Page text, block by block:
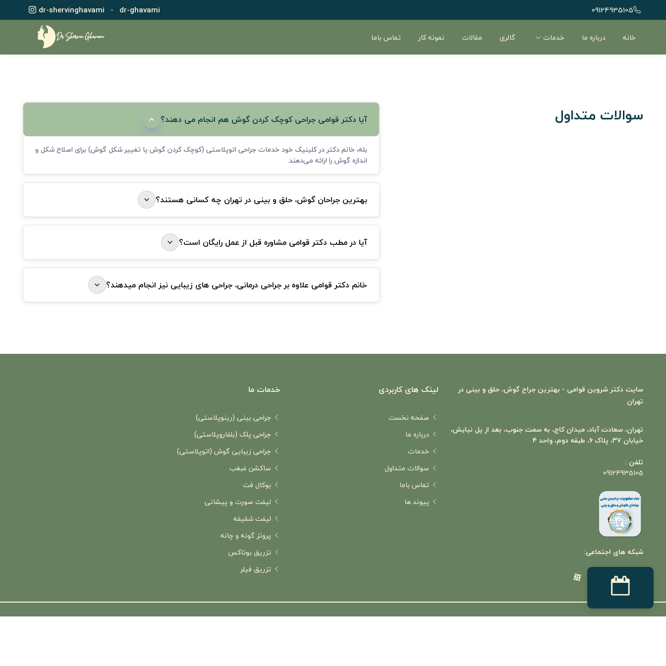
09124935105
dr-ghavami
-
dr-shervinghavami
خانه درباره ما خدمات گالری مقالات نمونه کار تماس باما
سوالات متداول آیا دکتر قوامی جراحی کوچک کردن گوش هم انجام می دهند؟
بله، خانم دکتر در کلینیک خود خدمات جراحی اتوپلاستی (کوچک کردن گوش یا تغییر شکل گوش) برای اصلاح شکل و
اندازه گوش را ارائه می‌دهند.
بهترین جراحان گوش، حلق و بینی در تهران چه کسانی هستند؟
آیا در مطب دکتر قوامی مشاوره قبل از عمل رایگان است؟
خانم دکتر قوامی علاوه بر جراحی درمانی، جراحی های زیبایی نیز انجام میدهند؟
سایت دکتر شروین قوامی - بهترین جراح گوش، حلق و بینی در
تهران
تهران، سعادت‌ آباد، میدان کاج، به سمت جنوب، بعد از پل نیایش،
خیابان ۳۷، پلاک ۶، طبقه دوم، واحد ۴
تلفن :
09124935105
شبکه های اجتماعی:
لینک های کاربردی
صفحه نخست
درباره ما
خدمات
سوالات متداول
تماس باما
پیوند ها
خدمات ما
جراحی بینی (رینوپلاستی)
جراحی پلک (بلفاروپلاستی)
جراحی زیبایی گوش (اتوپلاستی)
ساکشن غبغب
بوکال فت
لیفت صورت و پیشانی
لیفت شقیقه
پروتز گونه و چانه
تزریق بوتاکس
تزریق فیلر